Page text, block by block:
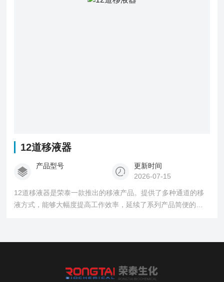
12道移液器
产品型号
更新时间
2026-07-15
12道移液器是荣泰一款推出的移液产品。提供了多种通道的移
液方式，能够大幅度提高工作效率，延续了系列产品简便的操